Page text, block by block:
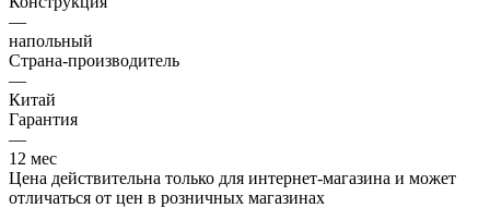
—
напольный
Страна-производитель
—
Китай
Гарантия
—
12 мес
Цена действительна только для интернет-магазина и может
отличаться от цен в розничных магазинах